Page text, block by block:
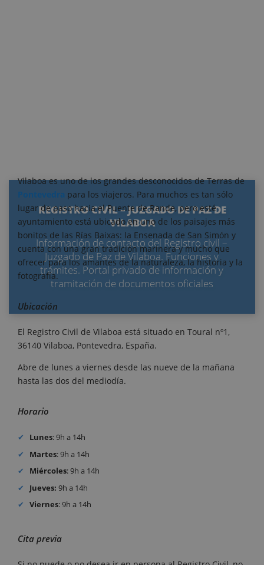
REGISTRO CIVIL – JUZGADO DE PAZ DE
VILABOA
Información de contacto del Registro civil –
Juzgado de Paz de Vilaboa. Funciones y
trámites. Portal privado de información y
tramitación de documentos oficiales
Vilaboa es uno de los grandes desconocidos de Terras de
Pontevedra para los viajeros. Para muchos es tan sólo
lugar de paso hacia el Puente de Rande, pero esté
ayuntamiento está ubicado en uno de los paisajes más
bonitos de las Rías Baixas: la Ensenada de San Simón y
cuenta con una gran tradición marinera y mucho que
ofrecer para los amantes de la naturaleza, la historia y la
fotografía.
Ubicación
El Registro Civil de Vilaboa está situado en Toural nº1,
36140 Vilaboa, Pontevedra, España.
Abre de lunes a viernes desde las nueve de la mañana
hasta las dos del mediodía.
Horario
Lunes: 9h a 14h
Martes: 9h a 14h
Miércoles: 9h a 14h
Jueves: 9h a 14h
Viernes: 9h a 14h
Cita previa